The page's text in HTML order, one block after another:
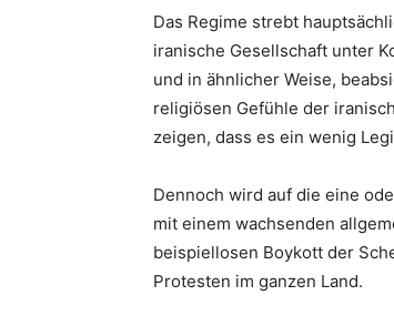
Das Regime strebt
iranische Gesellschaft unter
und in ähnlicher Weise,
religiösen Gefühle der
zeigen, dass es ein wenig
Dennoch wird auf die eine
mit einem wachsenden
beispiellosen Boykott der
Protesten im ganzen Land.